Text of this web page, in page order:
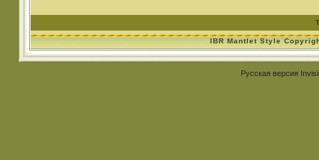
IBR Mantlet Style
Русская версия